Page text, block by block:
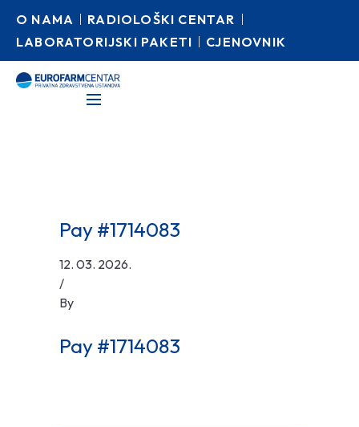
O NAMA
RADIOLOŠKI CENTAR
LABORATORIJSKI PAKETI
CJENOVNIK
Pay #1714083
12. 03. 2026.
/
By
Pay #1714083